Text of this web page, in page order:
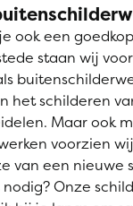
ook een
staan wij
het schilderen
Maar ook
voorzien
van een nieuwe
Onze